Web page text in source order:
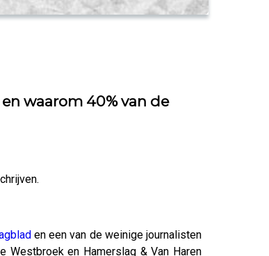
waarom 40% van de
en een van de weinige journalisten
Westbroek en Hamerslag & Van Haren